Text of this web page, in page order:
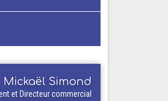
Mickaël Simond
et Directeur commercial